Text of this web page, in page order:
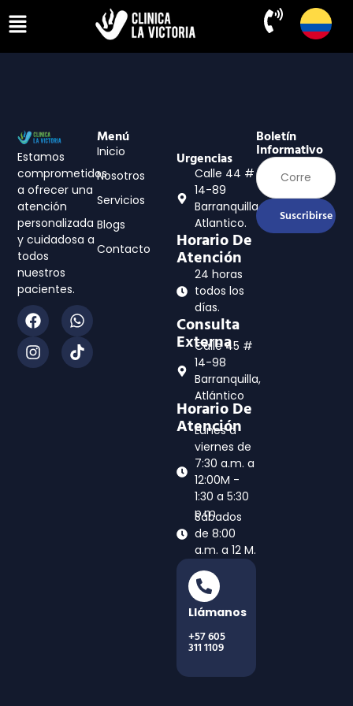
Estamos
comprometidos
a ofrecer una
atención
personalizada
y cuidadosa a
todos
nuestros
pacientes.
Menú
Inicio
Nosotros
Servicios
Blogs
Contacto
Urgencias
Calle 44 #
14-89
Barranquilla,
Atlantico.
Horario De
Atención
24 horas
todos los
días.
Consulta
Externa
Calle 45 #
14-98
Barranquilla,
Atlántico
Horario De
Atención
Lunes a
viernes de
7:30 a.m. a
12:00M -
1:30 a 5:30
p.m
Sábados
de 8:00
a.m. a 12 M.
Llámanos
+57 605
311 1109
Boletín
Informativo
Suscribirse